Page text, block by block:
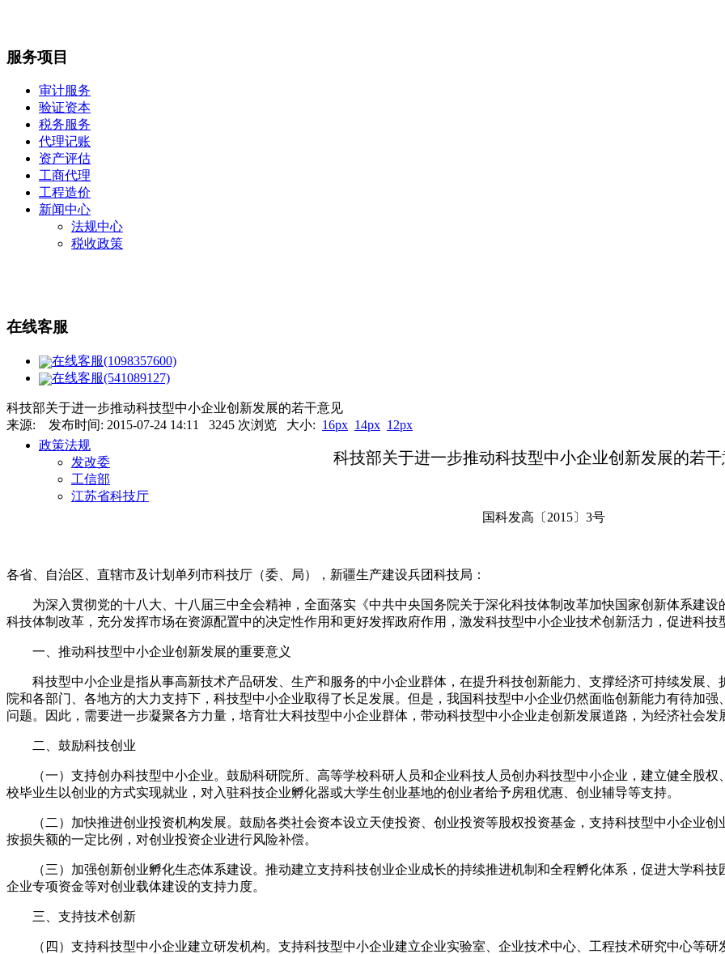
服务项目
审计服务
验证资本
税务服务
代理记账
资产评估
工商代理
工程造价
新闻中心
法规中心
税收政策
政策法规
发改委
工信部
江苏省科技厅
在线客服
在线客服(1098357600)
在线客服(541089127)
科技部关于进一步推动科技型中小企业创新发展的若干意见
来源: 发布时间: 2015-07-24 14:11 3245 次浏览 大小: 16px 14px 12px
科技部关于进一步推动科技型中小企业创新发展的若
国科发高〔 2015〕 3号
各省、自治区、直辖市及计划单列市科技厅（委、局），新疆生产建设兵团科技局：
为深入贯彻党的十八大、十八届三中全会精神，全面落实《中共中央国务院关于深化科技体制改革加快国家创新体系建设
科技体制改革，充分发挥市场在资源配置中的决定性作用和更好发挥政府作用，激发科技型中小企业技术创新活力，促进科
一、推动科技型中小企业创新发展的重要意义
科技型中小企业是指从事高新技术产品研发、生产和服务的中小企业群体，在提升科技创新能力、支撑经济可持续发展、
院和各部门、各地方的大力支持下，科技型中小企业取得了长足发展。但是，我国科技型中小企业仍然面临创新能力有待加
问题。因此，需要进一步凝聚各方力量，培育壮大科技型中小企业群体，带动科技型中小企业走创新发展道路，为经济社会发
二、鼓励科技创业
（一）支持创办科技型中小企业。鼓励科研院所、高等学校科研人员和企业科技人员创办科技型中小企业，建立健全股权
校毕业生以创业的方式实现就业，对入驻科技企业孵化器或大学生创业基地的创业者给予房租优惠、创业辅导等支持。
（二）加快推进创业投资机构发展。鼓励各类社会资本设立天使投资、创业投资等股权投资基金，支持科技型中小企业创
按损失额的一定比例，对创业投资企业进行风险补偿。
（三）加强创新创业孵化生态体系建设。推动建立支持科技创业企业成长的持续推进机制和全程孵化体系，促进大学科技
企业专项资金等对创业载体建设的支持力度。
三、支持技术创新
（四）支持科技型中小企业建立研发机构。支持科技型中小企业建立企业实验室、企业技术中心、工程技术研究中心等研